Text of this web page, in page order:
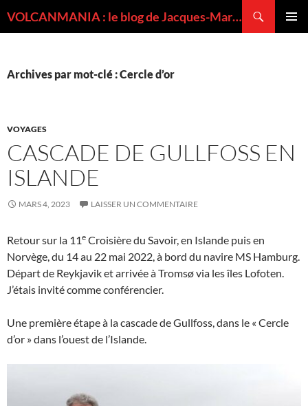
VOLCANMANIA : le blog de Jacques-Marie BARDINTZEFF, volcanologue
Archives par mot-clé : Cercle d’or
VOYAGES
CASCADE DE GULLFOSS EN
ISLANDE
MARS 4, 2023 LAISSER UN COMMENTAIRE
Retour sur la 11e Croisière du Savoir, en Islande puis en
Norvège, du 14 au 22 mai 2022, à bord du navire MS Hamburg.
Départ de Reykjavik et arrivée à Tromsø via les îles Lofoten.
J’étais invité comme conférencier.
Une première étape à la cascade de Gullfoss, dans le « Cercle
d’or » dans l’ouest de l’Islande.